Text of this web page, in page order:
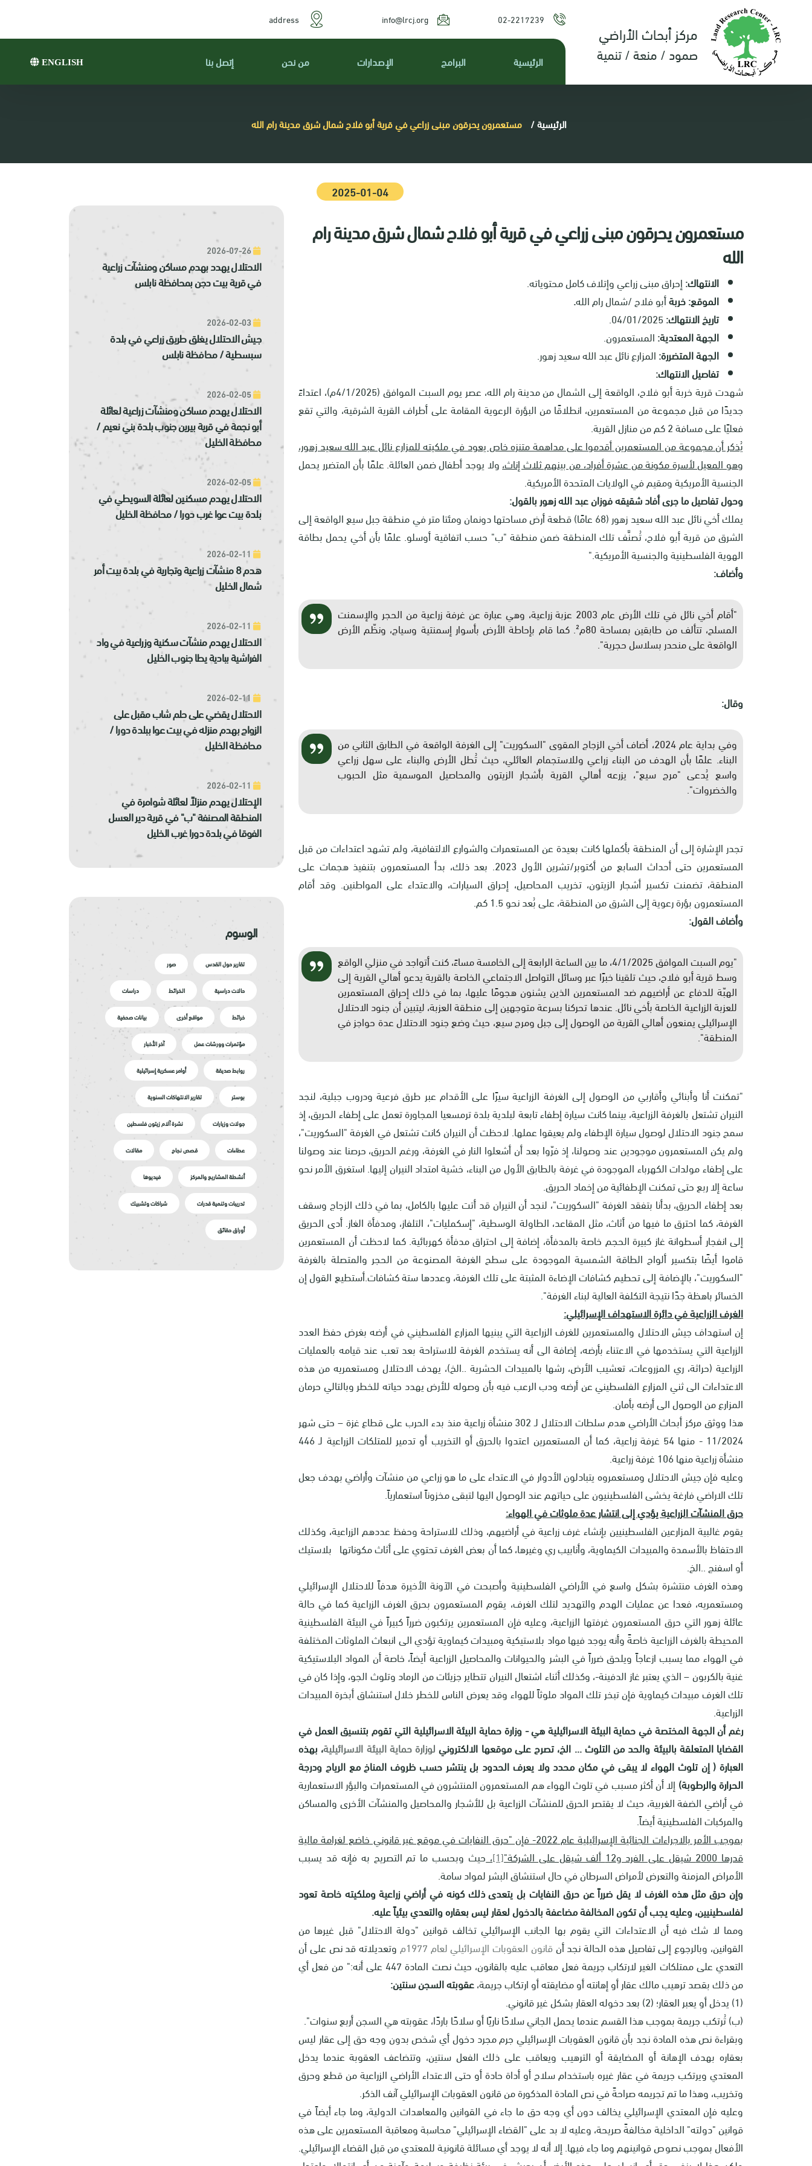
مركز أبحاث الأراضي
صمود / منعة / تنمية
02-2217239
info@lrcj.org
address
الرئيسية البرامج الإصدارات من نحن إتصل بنا ENGLISH
الرئيسية/ مستعمرون يحرقون مبنى زراعي في قرية أبو فلاح شمال شرق مدينة رام الله
2025-01-04
مستعمرون يحرقون مبنى زراعي في قرية أبو فلاح شمال شرق مدينة رام
الله
الانتهاك:إحراق مبنى زراعي وإتلاف كامل محتوياته.
الموقع: خربةأبو فلاح /شمال رام الله.
تاريخ الانتهاك:04/01/2025.
الجهة المعتدية:المستعمرون.
الجهة المتضررة:المزارع نائل عبد الله سعيد زهور.
تفاصيل الانتهاك:
شهدت قرية خربة أبو فلاح، الواقعة إلى الشمال من مدينة رام الله، عصر يوم السبت الموافق (4/1/2025م)، اعتداءً
جديدًا من قبل مجموعة من المستعمرين، انطلاقًا من البؤرة الرعوية المقامة على أطراف القرية الشرقية، والتي تقع
فعليًا على مسافة 2 كم من منازل القرية
.
يُذكر أن مجموعة من المستعمرين أقدموا على مداهمة متنزه خاص يعود في ملكيته للمزارع نائل عبد الله سعيد زهور،
وهو المعيل لأسرة مكونة من عشرة أفراد، من بينهم ثلاث إناث،ولا يوجد أطفال ضمن العائلة. علمًا بأن المتضرر يحمل
الجنسية الأمريكية ومقيم في الولايات المتحدة الأمريكية.
وحول تفاصيل ما جرى أفاد شقيقه فوزان عبد الله زهور بالقول:
يملك أخي نائل عبد الله سعيد زهور (68 عامًا) قطعة أرض مساحتها دونمان ومئتا متر في منطقة جبل سيع الواقعة إلى
الشرق من قرية أبو فلاح، تُصنَّف تلك المنطقة ضمن منطقة "ب" حسب اتفاقية أوسلو. علمًا بأن أخي يحمل بطاقة
الهوية الفلسطينية والجنسية الأمريكية.
"
وأضاف:
"أقام أخي نائل في تلك الأرض عام 2003 عزبة زراعية، وهي عبارة عن غرفة زراعية من الحجر والإسمنت
المسلح، تتألف من طابقين بمساحة 80م². كما قام بإحاطة الأرض بأسوار إسمنتية وسياج، ونظّم الأرض
الواقعة على منحدر بسلاسل حجرية".
وقال:
وفي بداية عام 2024، أضاف أخي الزجاج المقوى "السكوريت" إلى الغرفة الواقعة في الطابق الثاني من
البناء. علمًا بأن الهدف من البناء زراعي وللاستجمام العائلي، حيث تُطل الأرض والبناء على سهل زراعي
واسع يُدعى "مرج سيع"، يزرعه أهالي القرية بأشجار الزيتون والمحاصيل الموسمية مثل الحبوب
والخضروات".
تجدر الإشارة إلى أن المنطقة بأكملها كانت بعيدة عن المستعمرات والشوارع الالتفافية، ولم تشهد اعتداءات من قبل
المستعمرين حتى أحداث السابع من أكتوبر/تشرين الأول 2023. بعد ذلك، بدأ المستعمرون بتنفيذ هجمات على
المنطقة، تضمنت تكسير أشجار الزيتون، تخريب المحاصيل، إحراق السيارات، والاعتداء على المواطنين. وقد أقام
المستعمرون بؤرة رعوية إلى الشرق من المنطقة، على بُعد نحو 1.5 كم
.
وأضاف القول:
"
يوم السبت الموافق 4/1/2025، ما بين الساعة الرابعة إلى الخامسة مساءً، كنت أتواجد في منزلي الواقع
وسط قرية أبو فلاح، حيث تلقينا خبرًا عبر وسائل التواصل الاجتماعي الخاصة بالقرية يدعو أهالي القرية إلى
الهبّة للدفاع عن أراضيهم ضد المستعمرين الذين يشنون هجومًا عليها، بما في ذلك إحراق المستعمرين
للعزبة الزراعية الخاصة بأخي نائل. عندها تحركنا بسرعة متوجهين إلى منطقة العزبة، ليتبين أن جنود الاحتلال
الإسرائيلي يمنعون أهالي القرية من الوصول إلى جبل ومرج سيع، حيث وضع جنود الاحتلال عدة حواجز في
المنطقة".
"تمكنت أنا وأبنائي وأقاربي من الوصول إلى الغرفة الزراعية سيرًا على الأقدام عبر طرق فرعية ودروب جبلية، لنجد
النيران تشتعل بالغرفة الزراعية، بينما كانت سيارة إطفاء تابعة لبلدية بلدة ترمسعيا المجاورة تعمل على إطفاء الحريق، إذ
سمح جنود الاحتلال لوصول سيارة الإطفاء ولم يعيقوا عملها. لاحظت أن النيران كانت تشتعل في الغرفة "السكوريت"،
ولم يكن المستعمرون موجودين عند وصولنا، إذ فرّوا بعد أن أشعلوا النار في الغرفة، ورغم الحريق، حرصنا عند وصولنا
على إطفاء مولدات الكهرباء الموجودة في غرفة بالطابق الأول من البناء، خشية امتداد النيران إليها. استغرق الأمر نحو
ساعة إلا ربع حتى تمكنت الإطفائية من إخماد الحريق.
بعد إطفاء الحريق، بدأنا بتفقد الغرفة "السكوريت"، لنجد أن النيران قد أتت عليها بالكامل، بما في ذلك الزجاج وسقف
الغرفة، كما احترق ما فيها من أثاث، مثل المقاعد، الطاولة الوسطية، "إسكمليات"، التلفاز، ومدفأة الغاز. أدى الحريق
إلى انفجار أسطوانة غاز كبيرة الحجم خاصة بالمدفأة، إضافة إلى احتراق مدفأة كهربائية. كما لاحظت أن المستعمرين
قاموا أيضًا بتكسير ألواح الطاقة الشمسية الموجودة على سطح الغرفة المصنوعة من الحجر والمتصلة بالغرفة
"السكوريت"، بالإضافة إلى تحطيم كشافات الإضاءة المثبتة على تلك الغرفة، وعددها ستة كشافات.أستطيع القول إن
الخسائر باهظة جدًا نتيجة التكلفة العالية لبناء الغرفة."
الغرف الزراعية في دائرة الاستهداف الإسرائيلي:
إن استهداف جيش الاحتلال والمستعمرين للغرف الزراعية التي يبنيها المزارع الفلسطيني في أرضه بغرض حفظ العدد
الزراعية التي يستخدمها في الاعتناء بأرضه، إضافة الى أنه يستخدم الغرفة للاستراحة بعد تعب عند قيامه بالعمليات
الزراعية (حراثة، ري المزروعات، تعشيب الأرض، رشها بالمبيدات الحشرية ..الخ)، يهدف الاحتلال ومستعمريه من هذه
الاعتداءات الى ثني المزارع الفلسطيني عن أرضه ودب الرعب فيه بأن وصوله للأرض يهدد حياته للخطر وبالتالي حرمان
المزارع من الوصول الى أرضه بأمان.
هذا ووثق مركز أبحاث الأراضي هدم سلطات الاحتلال لـ 302 منشأة زراعية منذ بدء الحرب على قطاع غزة – حتى شهر
11/2024 - منها 54 غرفة زراعية، كما أن المستعمرين اعتدوا بالحرق أو التخريب أو تدمير للمتلكات الزراعية لـ 446
منشأة زراعية منها 106 غرفة زراعية.
وعليه فإن جيش الاحتلال ومستعمروه يتبادلون الأدوار في الاعتداء على ما هو زراعي من منشآت وأراضي بهدف جعل
تلك الاراضي فارغة يخشى الفلسطينيون على حياتهم عند الوصول اليها لتبقى مخزوناً استعمارياً.
حرق المنشآت الزراعية يؤدي إلى انتشار عدة ملوثات في الهواء:
يقوم غالبية المزارعين الفلسطينيين بإنشاء غرف زراعية في أراضيهم، وذلك للاستراحة وحفظ عددهم الزراعية، وكذلك
الاحتفاظ بالأسمدة والمبيدات الكيماوية، وأنابيب ري وغيرها، كما أن بعض الغرف تحتوي على أثاث مكوناتها بلاستيك
أو اسفنج ..الخ.
وهذه الغرف منتشرة بشكل واسع في الأراضي الفلسطينية وأصبحت في الآونة الأخيرة هدفاً للاحتلال الإسرائيلي
ومستعمريه، فعدا عن عمليات الهدم والتهديد لتلك الغرف، يقوم المستعمرون بحرق الغرف الزراعية كما في حالة
عائلة زهور التي حرق المستعمرون غرفتها الزراعية، وعليه فإن المستعمرين يرتكبون ضرراً كبيراً في البيئة الفلسطينية
المحيطة بالغرف الزراعية خاصةً وأنه يوجد فيها مواد بلاستيكية ومبيدات كيماوية تؤدي الى انبعاث الملوثات المختلفة
في الهواء مما يسبب ازعاجاً ويلحق ضرراً في البشر والحيوانات والمحاصيل الزراعية أيضاً، خاصة أن المواد البلاستيكية
غنية بالكربون – الذي يعتبر غاز الدفينة-، وكذلك أثناء اشتعال النيران تتطاير جزيئات من الرماد وتلوث الجو، وإذا كان في
تلك الغرف مبيدات كيماوية فإن تبخر تلك المواد ملوثاً للهواء وقد يعرض الناس للخطر خلال استنشاق أبخرة المبيدات
الزراعية.
رغم أن الجهة المختصة في حماية البيئة الاسرائيلية هي - وزارة حماية البيئة الاسرائيلية التي تقوم بتنسيق العمل في
القضايا المتعلقة بالبيئة والحد من التلوث ... الخ، تصرح على موقعها الالكترونيلوزارة حماية البيئة الاسرائيلية، بهذه
العبارة ( إن تلوث الهواء لا يبقى في مكان محدد ولا يعرف الحدود بل ينتشر حسب ظروف المناخ مع الرياح ودرجة
الحرارة والرطوبة) إلا أن أكثر مسبب في تلوث الهواء هم المستعمرون المنتشرون في المستعمرات والبؤر الاستعمارية
في أراضي الضفة الغربية، حيث لا يقتصر الحرق للمنشآت الزراعية بل للأشجار والمحاصيل والمنشآت الأخرى والمساكن
والمركبات الفلسطينية أيضاً.
بموجب الأمر بالاجراءات الجنائية الإسرائيلية عام 2022- فإن "حرق النفايات في موقع غير قانوني خاضع لغرامة مالية
قدرها 2000 شيقل على الفرد و12 ألف شيقل على الشركة"
[1]، حيث وبحسب ما تم التصريح به فإنه قد يسبب
الأمراض المزمنة والتعرض لأمراض السرطان في حال استنشاق البشر لمواد سامة.
وإن حرق مثل هذه الغرف لا يقل ضرراً عن حرق النفايات بل يتعدى ذلك كونه في أراضي زراعية وملكيته خاصة تعود
لفلسطينيين، وعليه يجب أن تكون المخالفة مضاعفة بالدخول لعقار ليس بعقاره والتعدي بيئياً عليه.
ومما لا شك فيه أن الاعتداءات التي يقوم بها الجانب الإسرائيلي تخالف قوانين "دولة الاحتلال" قبل غيرها من
القوانين، وبالرجوع إلى تفاصيل هذه الحالة نجد أنقانون العقوبات الإسرائيلي لعام 1977م
وتعديلاته قد نص على أن
التعدي على ممتلكات الغير لارتكاب جريمة فعل معاقب عليه بالقانون، حيث نصت المادة 447 على أنه:" من فعل أي
من ذلك بقصد ترهيب مالك عقار أو إهانته أو مضايقته أو ارتكاب جريمة،عقوبته السجن سنتين:
(1) يدخل أو يعبر العقار؛ (2) بعد دخوله العقار بشكل غير قانوني.
(ب) تُرتكب جريمة بموجب هذا القسم عندما يحمل الجاني سلاحًا ناريًا أو سلاحًا باردًا، عقوبته هي السجن أربع سنوات".
وبقراءة نص هذه المادة نجد بأن قانون العقوبات الإسرائيلي جرم مجرد دخول أي شخص بدون وجه حق إلى عقار ليس
بعقاره بهدف الإهانة أو المضايقة أو الترهيب ويعاقب على ذلك الفعل سنتين، وتتضاعف العقوبة عندما يدخل
المعتدي ويرتكب جريمة في عقار غيره باستخدام سلاح أو أداة حادة أو حتى الاعتداء الأراضي الزراعية من قطع وحرق
وتخريب، وهذا ما تم تجريمه صراحةً في نص المادة المذكورة من قانون العقوبات الإسرائيلي آنف الذكر.
وعليه فإن المعتدي الإسرائيلي يخالف دون أي وجه حق ما جاء في القوانين والمعاهدات الدولية، وما جاء أيضاً في
قوانين "دولته" الداخلية مخالفةً صريحة، وعليه لا بد على "القضاء الإسرائيلي" محاسبة ومعاقبة المستعمرين على هذه
الأفعال بموجب نصوص قوانينهم وما جاء فيها. إلا أنه لا يوجد أي مسائلة قانونية للمعتدي من قبل القضاء الإسرائيلي.
الاحتلال يهدد بهدم مساكن ومنشآت زراعية
في قرية بيت دجن بمحافظة نابلس
جيش الاحتلال يغلق طريق زراعي في بلدة
سبسطية / محافظة نابلس
الاحتلال يهدم مساكن ومنشآت زراعية لعائلة
أبو نجمة في قرية بيرين جنوب بلدة بني نعيم /
محافظة الخليل
الاحتلال يهدم مسكنين لعائلة السويطي في
بلدة بيت عوا غرب دورا / محافظة الخليل
هدم 8 منشآت زراعية وتجارية في بلدة بيت أمر
شمال الخليل
الاحتلال يهدم منشآت سكنية وزراعية في واد
الفراشية ببادية يطا جنوب الخليل
الاحتلال يقضي على حلم شاب مقبل على
الزواج بهدم منزله في بيت عوا ببلدة دورا /
محافظة الخليل
الإحتلال يهدم منزلاً لعائلة شوامرة في
المنطقة المصنفة "ب" في قرية دير العسل
الفوقا في بلدة دورا غرب الخليل
الوسوم
تقارير حول القدس صور
حالات دراسية الخرائط دراسات
خرائط مواقع أخرى بيانات صحفية
مؤتمرات وورشات عمل آخر الأخبار
روابط صديقة أوامر عسكرية إسرائيلية
بوستر تقارير الانتهاكات السنوية
جولات وزيارات نشرة آلام زيتون فلسطين
عطاءات قصص نجاح مقالات
أنشطة المشاريع والمركز فيديوها
تدريبات وتنمية قدرات شراكات وتشبيك
أوراق حقائق